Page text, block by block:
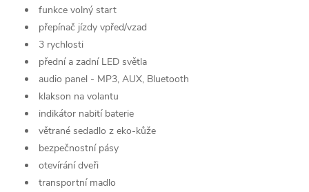
funkce volný start
přepínač jízdy vpřed/vzad
3 rychlosti
přední a zadní LED světla
audio panel - MP3, AUX, Bluetooth
klakson na volantu
indikátor nabití baterie
větrané sedadlo z eko-kůže
bezpečnostní pásy
otevírání dveři
transportní madlo